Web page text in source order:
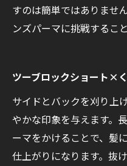
すのは簡単ではありませ
ンズパーマに挑戦するこ
ツーブロックショート×
サイドとバックを刈り上
やかな印象を与えます。
ーマをかけることで、髪
仕上がりになります。抜